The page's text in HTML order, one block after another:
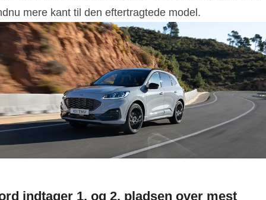
mere kant til den eftertragtede model.
indtager 1. og 2. pladsen over mest